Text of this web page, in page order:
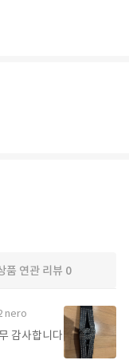
품 연관 리뷰 0
nero
감사합니다